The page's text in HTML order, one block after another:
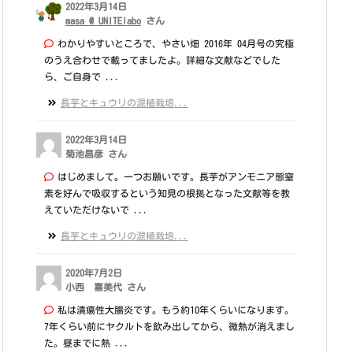
2022年3月14日
masa @ UNITElabo さん
わかりやすいところで、やさい畑 2016年 04月号の究極
のうえ合わせで載ってましたよ。詳細な文献などでした
ら、ご自身で ...
長芋とキュウリの混植栽培...
2022年3月14日
菊池昌彦 さん
はじめまして。一つお願いです。長芋がアンモニア態窒
素を好んで吸収するという知見の根拠となった文献等を教
えていただけないで ...
長芋とキュウリの混植栽培...
2020年7月2日
小西 喜美代 さん
私は潰瘍性大腸炎です。もう約10年くらいになります。
7年くらい前にヤクルトを飲み出してから、微熱が消えまし
た。昼までに熱 ...